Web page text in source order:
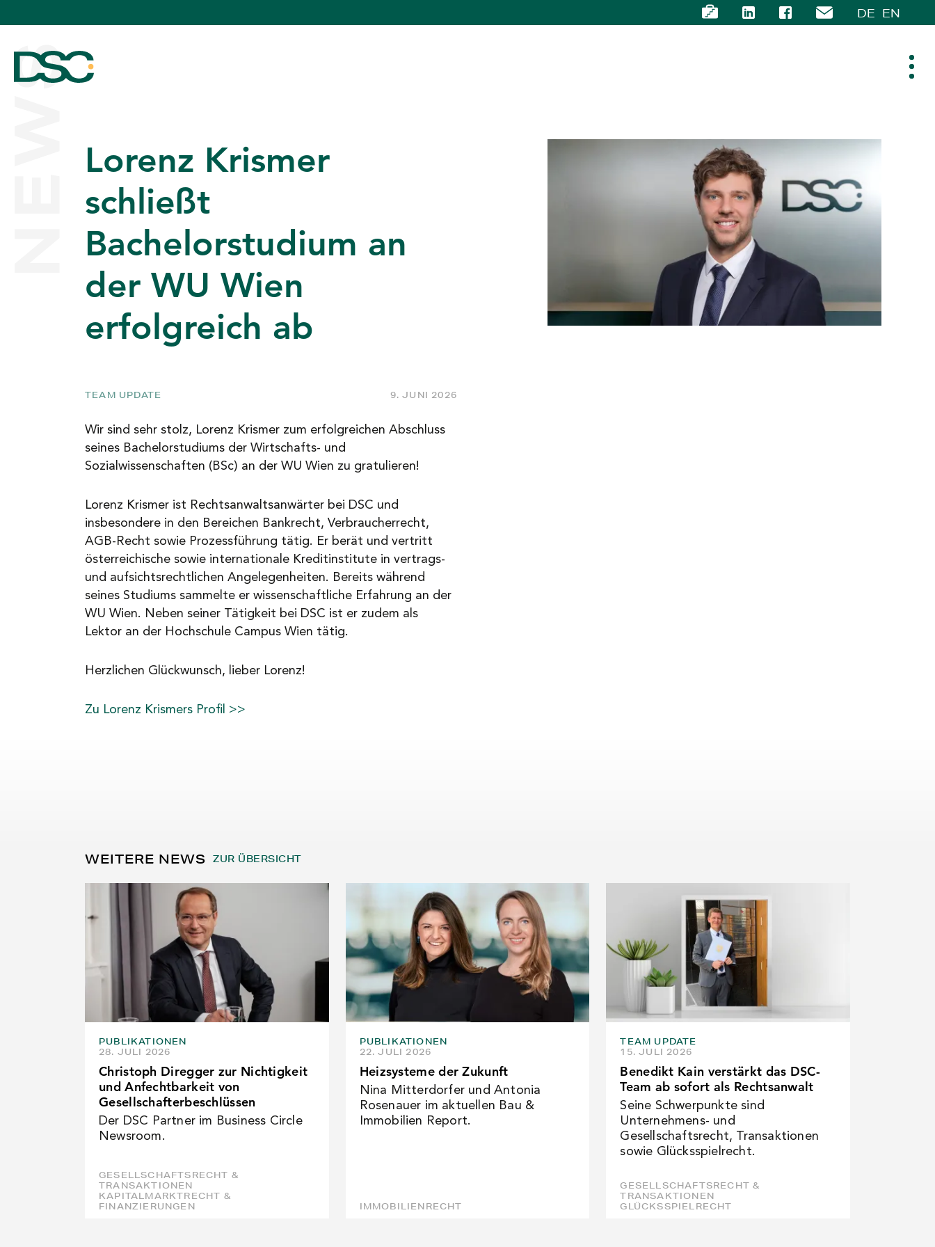
DE EN
ÜBER UNS
EXPERTISE
TEAM
NEWS
KARRIERE
KONTAKT
NEWS Lorenz Krismer
schließt
Bachelorstudium an
der WU Wien
erfolgreich ab
TEAM UPDATE 9. JUNI 2026
Wir sind sehr stolz, Lorenz Krismer zum erfolgreichen Abschluss
seines Bachelorstudiums der Wirtschafts- und
Sozialwissenschaften (BSc) an der WU Wien zu gratulieren!
Lorenz Krismer ist Rechtsanwaltsanwärter bei DSC und
insbesondere in den Bereichen Bankrecht, Verbraucherrecht,
AGB-Recht sowie Prozessführung tätig. Er berät und vertritt
österreichische sowie internationale Kreditinstitute in vertrags-
und aufsichtsrechtlichen Angelegenheiten. Bereits während
seines Studiums sammelte er wissenschaftliche Erfahrung an der
WU Wien. Neben seiner Tätigkeit bei DSC ist er zudem als
Lektor an der Hochschule Campus Wien tätig.
Herzlichen Glückwunsch, lieber Lorenz!
Zu Lorenz Krismers Profil >>
WEITERE NEWS ZUR ÜBERSICHT
PUBLIKATIONEN
28. JULI 2026
Christoph Diregger zur Nichtigkeit
und Anfechtbarkeit von
Gesellschafterbeschlüssen
Der DSC Partner im Business Circle
Newsroom.
GESELLSCHAFTSRECHT &
TRANSAKTIONEN
KAPITALMARKTRECHT &
FINANZIERUNGEN
PUBLIKATIONEN
22. JULI 2026
Heizsysteme der Zukunft
Nina Mitterdorfer und Antonia
Rosenauer im aktuellen Bau &
Immobilien Report.
IMMOBILIENRECHT
TEAM UPDATE
15. JULI 2026
Benedikt Kain verstärkt das DSC-
Team ab sofort als Rechtsanwalt
Seine Schwerpunkte sind
Unternehmens- und
Gesellschaftsrecht, Transaktionen
sowie Glücksspielrecht.
GESELLSCHAFTSRECHT &
TRANSAKTIONEN
GLÜCKSSPIELRECHT